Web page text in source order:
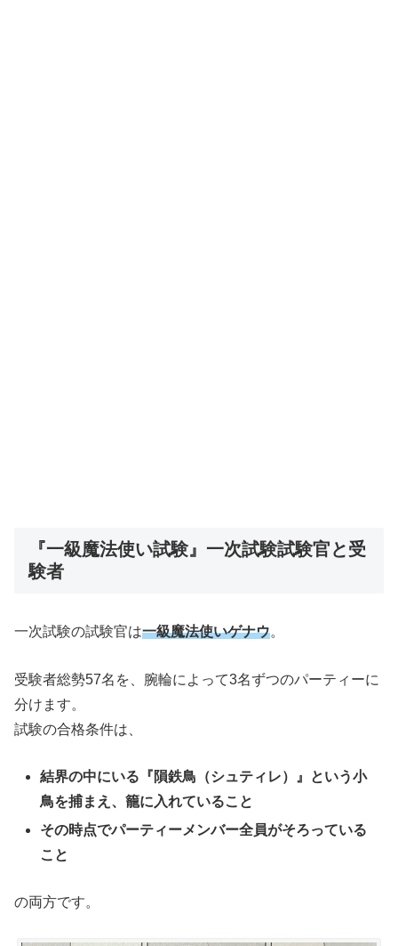
『一級魔法使い試験』一次試験試験官と受
験者
一次試験の試験官は一級魔法使いゲナウ。
受験者総勢57名を、腕輪によって3名ずつのパーティーに
分けます。
試験の合格条件は、
結界の中にいる『隕鉄鳥（シュティレ）』という小
鳥を捕まえ、籠に入れていること
その時点でパーティーメンバー全員がそろっている
こと
の両方です。